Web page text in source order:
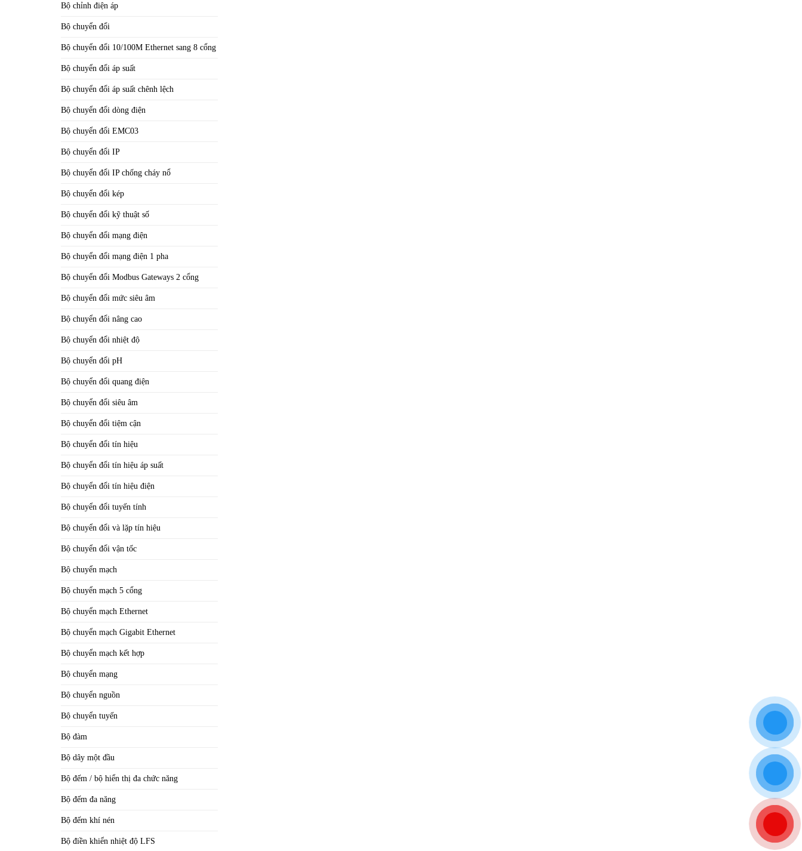
Bộ chỉnh điện áp
Bộ chuyển đổi
Bộ chuyển đổi 10/100M Ethernet sang 8 cổng
Bộ chuyển đổi áp suất
Bộ chuyển đổi áp suất chênh lệch
Bộ chuyển đổi dòng điện
Bộ chuyển đổi EMC03
Bộ chuyển đổi IP
Bộ chuyển đổi IP chống cháy nổ
Bộ chuyển đổi kép
Bộ chuyển đổi kỹ thuật số
Bộ chuyển đổi mạng điện
Bộ chuyển đổi mạng điện 1 pha
Bộ chuyển đổi Modbus Gateways 2 cổng
Bộ chuyển đổi mức siêu âm
Bộ chuyển đổi nâng cao
Bộ chuyển đổi nhiệt độ
Bộ chuyển đổi pH
Bộ chuyển đổi quang điện
Bộ chuyển đổi siêu âm
Bộ chuyển đổi tiệm cận
Bộ chuyển đổi tín hiệu
Bộ chuyển đổi tín hiệu áp suất
Bộ chuyển đổi tín hiệu điện
Bộ chuyển đổi tuyến tính
Bộ chuyển đổi và lặp tín hiệu
Bộ chuyển đổi vận tốc
Bộ chuyển mạch
Bộ chuyển mạch 5 cổng
Bộ chuyển mạch Ethernet
Bộ chuyển mạch Gigabit Ethernet
Bộ chuyển mạch kết hợp
Bộ chuyển mạng
Bộ chuyển nguồn
Bộ chuyển tuyến
Bộ đàm
Bộ dây một đầu
Bộ đếm / bộ hiển thị đa chức năng
Bộ đếm đa năng
Bộ đếm khí nén
Bộ điền khiển nhiệt độ LFS